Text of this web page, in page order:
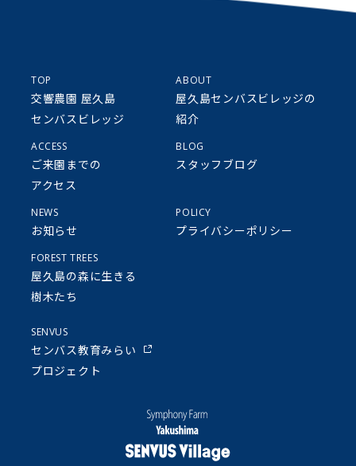
TOP
交響農園 屋久島
センバスビレッジ
ABOUT
屋久島センバスビレッジの
紹介
ACCESS
ご来園までの
アクセス
BLOG
スタッフブログ
NEWS
お知らせ
POLICY
プライバシーポリシー
FOREST TREES
屋久島の森に生きる
樹木たち
SENVUS
センバス教育みらい
プロジェクト